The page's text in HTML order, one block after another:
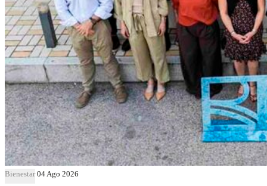
Bienestar 04 Ago 2026